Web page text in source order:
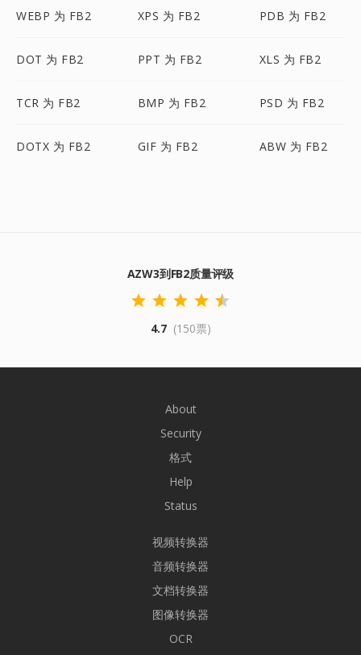
WEBP 为 FB2 XPS 为 FB2 PDB 为 FB2
DOT 为 FB2 PPT 为 FB2 XLS 为 FB2
TCR 为 FB2 BMP 为 FB2 PSD 为 FB2
DOTX 为 FB2 GIF 为 FB2 ABW 为 FB2
AZW3到FB2质量评级
4.7 (150票)
About
Security
格式
Help
Status
视频转换器
音频转换器
文档转换器
图像转换器
OCR